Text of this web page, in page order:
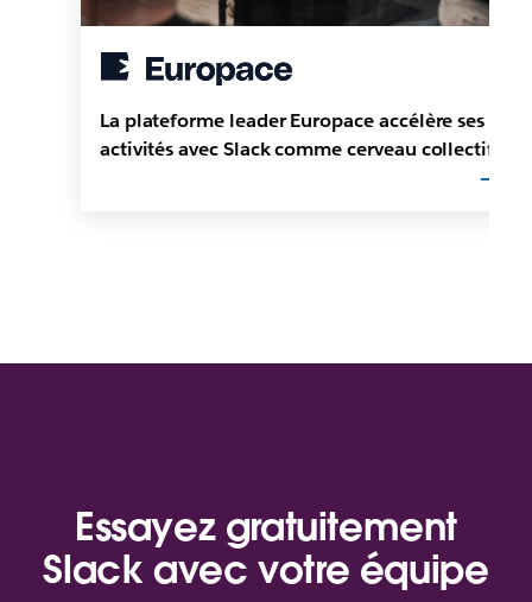
La plateforme leader Europace accélère ses
activités avec Slack comme cerveau collectif
Essayez gratuitement
Slack avec votre équipe